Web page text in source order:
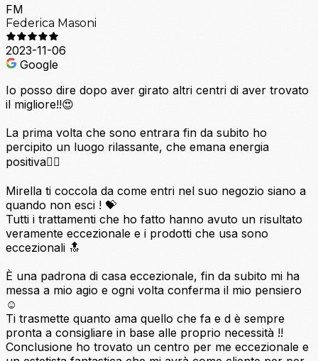
FM
Federica Masoni
2023-11-06
Google
Io posso dire dopo aver girato altri centri di aver trovato
il migliore!!😍
La prima volta che sono entrara fin da subito ho
percipito un luogo rilassante, che emana energia
positiva💆‍♀️
Mirella ti coccola da come entri nel suo negozio siano a
quando non esci ! 💝
Tutti i trattamenti che ho fatto hanno avuto un risultato
veramente eccezionale e i prodotti che usa sono
eccezionali 🔝
È una padrona di casa eccezionale, fin da subito mi ha
messa a mio agio e ogni volta conferma il mio pensiero
☺️
Ti trasmette quanto ama quello che fa e d è sempre
pronta a consigliare in base alle proprio necessità !!
Conclusione ho trovato un centro per me eccezionale e